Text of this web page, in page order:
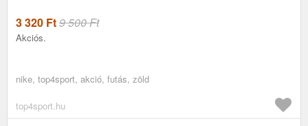
3 320 Ft9 500 Ft
Akciós.
nike, top4sport, akció, futás, zöld
top4sport.hu